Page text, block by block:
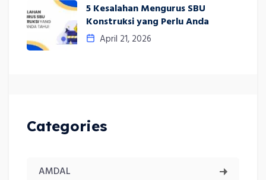
5 Kesalahan Mengurus SBU
Konstruksi yang Perlu Anda
April 21, 2026
Categories
AMDAL